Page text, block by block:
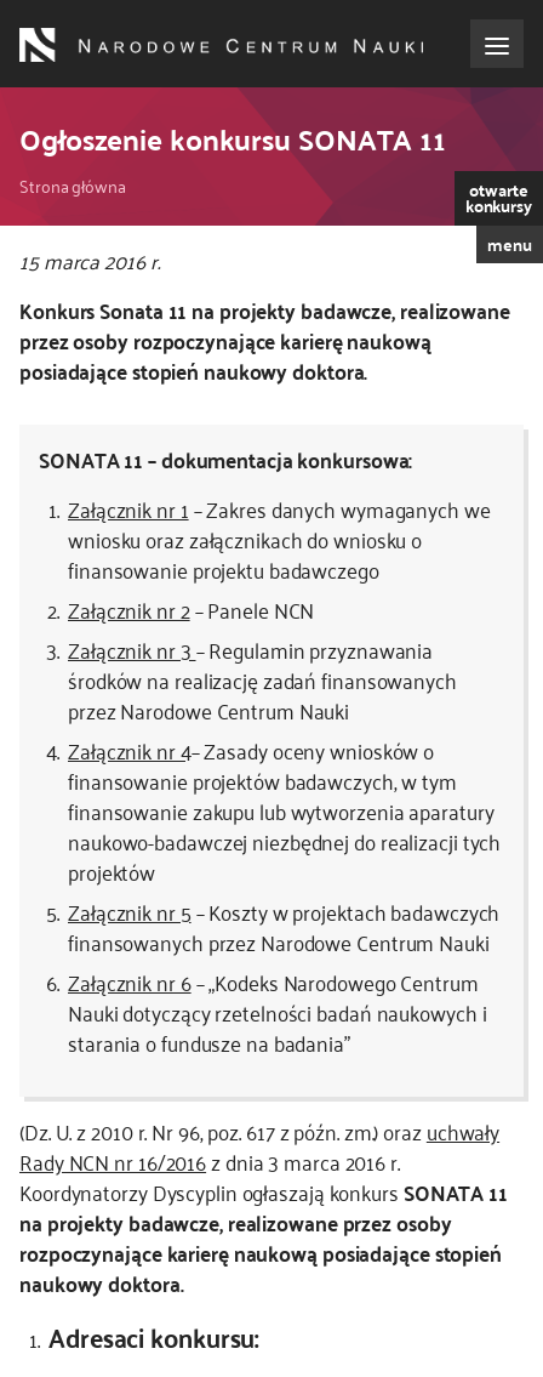
treści
o NCN
dla wnioskodawców
dla realizujących projekty
dla ekspertów
efekty NCN
współpraca międzynarodowa
nagroda NCN
kontakt
Ogłoszenie konkursu SONATA 11
Ścieżka
nawigacyjna
Strona główna otwarte
konkursy
menu
15 marca 2016 r.
Konkurs Sonata 11 na projekty badawcze, realizowane
przez osoby rozpoczynające karierę naukową
posiadające stopień naukowy doktora.
SONATA 11 – dokumentacja konkursowa:
Załącznik nr 1– Zakres danych wymaganych we
wniosku oraz załącznikach do wniosku o
finansowanie projektu badawczego
Załącznik nr 2– Panele NCN
Załącznik nr 3– Regulamin przyznawania
środków na realizację zadań finansowanych
przez Narodowe Centrum Nauki
Załącznik nr 4– Zasady oceny wniosków o
finansowanie projektów badawczych, w tym
finansowanie zakupu lub wytworzenia aparatury
naukowo-badawczej niezbędnej do realizacji tych
projektów
Załącznik nr 5– Koszty w projektach badawczych
finansowanych przez Narodowe Centrum Nauki
Załącznik nr 6– „Kodeks Narodowego Centrum
Nauki dotyczący rzetelności badań naukowych i
starania o fundusze na badania”
(Dz. U. z 2010 r. Nr 96, poz. 617 z późn. zm.) orazuchwały
Rady NCN nr 16/2016z dnia 3 marca 2016 r.
Koordynatorzy Dyscyplin ogłaszają konkursSONATA 11
na projekty badawcze, realizowane przez osoby
rozpoczynające karierę naukową posiadające stopień
naukowy doktora.
Adresaci konkursu: